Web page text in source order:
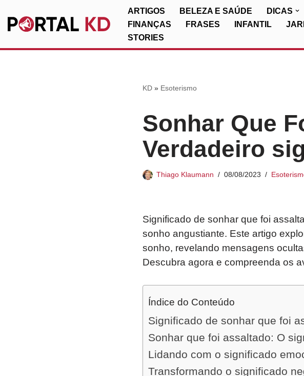
Pular
ARTIGOS BELEZA E SAÚDE DICAS
FINANÇAS
FRASES INFANTIL
STORIES
KD» Esoterismo
Sonhar Que
Verdadeiro
Thiago Klaumann 08/08/2023
Significado de sonhar que foi
sonho angustiante. Este artigo
sonho, revelando mensagens
Descubra agora e compreenda os
Índice do Conteúdo
Significado de sonhar que foi
Sonhar que foi assaltado: O
Lidando com o significado
Transformando o significado